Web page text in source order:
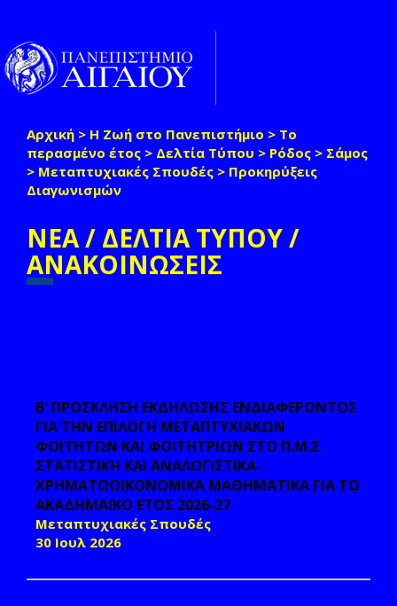
Παράκαμψη προς το κυρίως περιεχόμενο
Είστε εδώ
Αρχική > Η Ζωή στο Πανεπιστήμιο > Το
περασμένο έτος > Δελτία Τύπου > Ρόδος > Σάμος
> Μεταπτυχιακές Σπουδές > Προκηρύξεις
Διαγωνισμών
ΝΕΑ / ΔΕΛΤΙΑ ΤΥΠΟΥ /
ΑΝΑΚΟΙΝΩΣΕΙΣ
Β' ΠΡΟΣΚΛΗΣΗ ΕΚΔΗΛΩΣΗΣ ΕΝΔΙΑΦΕΡΟΝΤΟΣ
ΓΙΑ ΤΗΝ ΕΠΙΛΟΓΗ ΜΕΤΑΠΤΥΧΙΑΚΩΝ
ΦΟΙΤΗΤΩΝ ΚΑΙ ΦΟΙΤΗΤΡΙΩΝ ΣΤΟ Π.Μ.Σ.
ΣΤΑΤΙΣΤΙΚΗ ΚΑΙ ΑΝΑΛΟΓΙΣΤΙΚΑ-
ΧΡΗΜΑΤΟΟΙΚΟΝΟΜΙΚΑ ΜΑΘΗΜΑΤΙΚΑ ΓΙΑ ΤΟ
ΑΚΑΔΗΜΑΪΚΟ ΕΤΟΣ 2026-27
Μεταπτυχιακές Σπουδές
30 Ιουλ 2026